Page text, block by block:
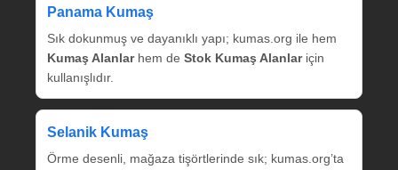
Panama Kumaş
Sık dokunmuş ve dayanıklı yapı; kumas.org ile hem
Kumaş Alanlarhem de Stok Kumaş Alanlariçin
kullanışlıdır.
Selanik Kumaş
Örme desenli, mağaza tişörtlerinde sık; kumas.org’ta